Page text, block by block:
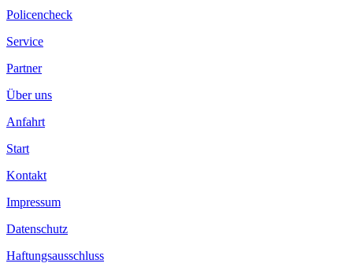
Policencheck
Service
Partner
Über uns
Anfahrt
Start
Kontakt
Impressum
Datenschutz
Haftungsausschluss